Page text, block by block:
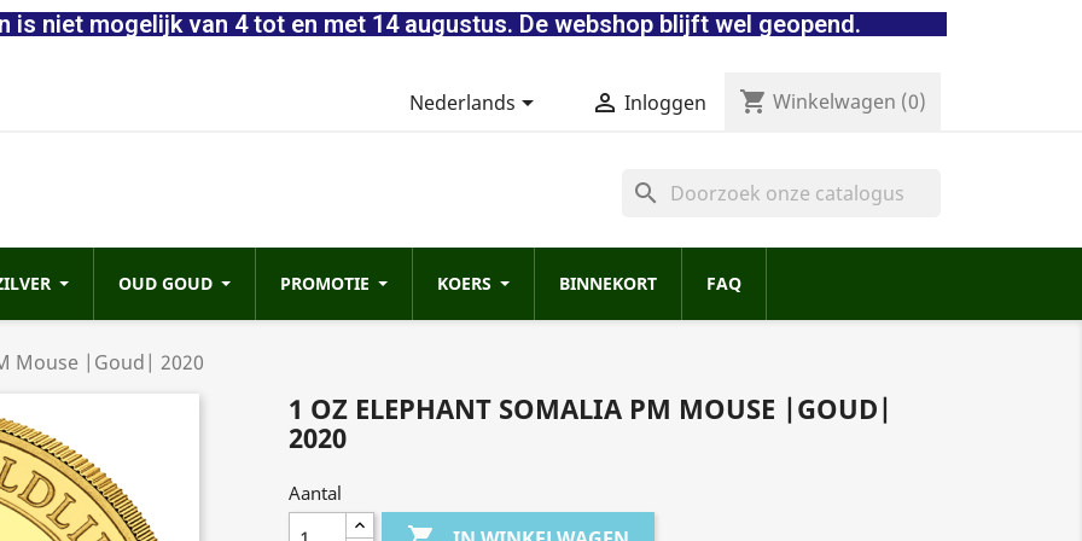
is niet mogelijk van 4 tot en met 14 augustus. De webshop blijft wel geopend.
Nederlands  Inloggen shopping_cart Winkelwagen (0)
search
OUD GOUD PROMOTIE KOERS BINNEKORT FAQ
Mouse |Goud| 2020
1 OZ ELEPHANT SOMALIA PM MOUSE |GOUD|
2020
Aantal